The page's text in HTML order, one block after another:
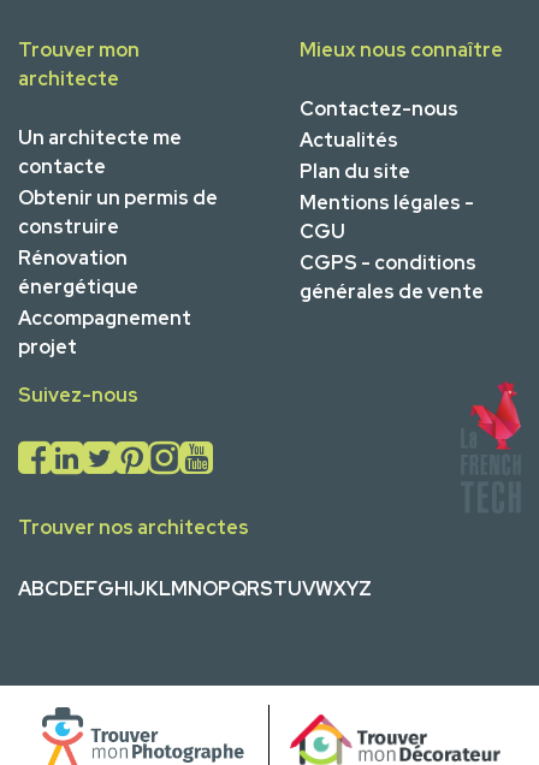
Trouver mon
architecte
Un architecte me
contacte
Obtenir un permis de
construire
Rénovation
énergétique
Accompagnement
projet
Mieux nous connaître
Contactez-nous
Actualités
Plan du site
Mentions légales -
CGU
CGPS - conditions
générales de vente
Suivez-nous
Trouver nos architectes
ABCDEFGHIJKLMNOPQRSTUVWXYZ